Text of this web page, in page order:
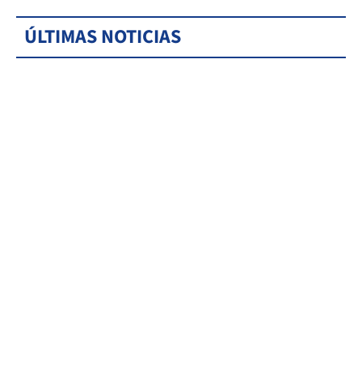
ÚLTIMAS NOTICIAS